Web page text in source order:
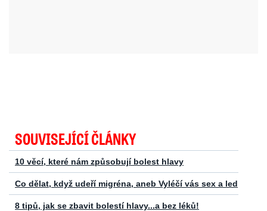
SOUVISEJÍCÍ ČLÁNKY
10 věcí, které nám způsobují bolest hlavy
Co dělat, když udeří migréna, aneb Vyléčí vás sex a led
8 tipů, jak se zbavit bolestí hlavy...a bez léků!